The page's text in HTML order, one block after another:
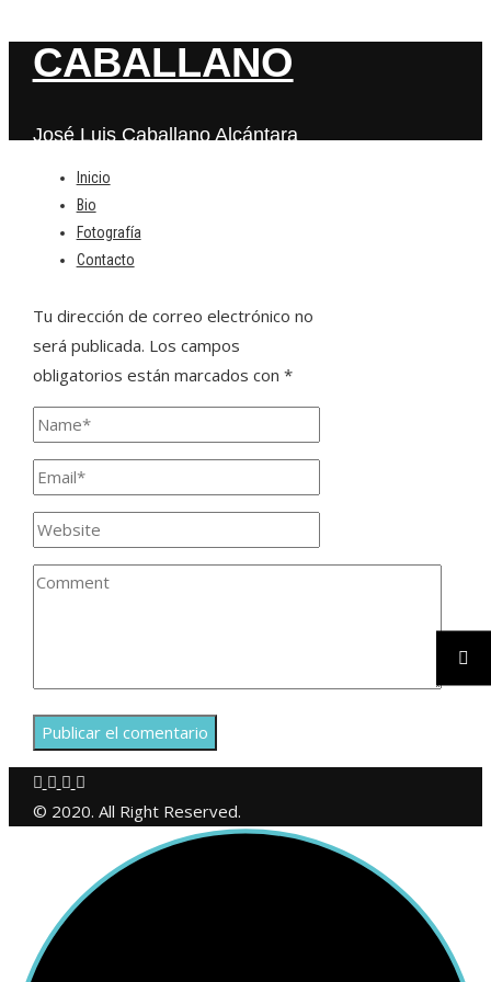
CABALLANO
José Luis Caballano Alcántara
Inicio
Bio
Fotografía
Contacto
Deja una respuesta
Tu dirección de correo electrónico no
será publicada. Los campos
obligatorios están marcados con *
© 2020. All Right Reserved.